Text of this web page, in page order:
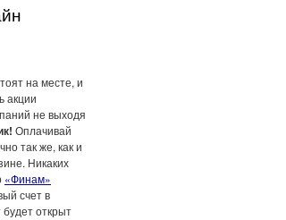
на месте, и
акции
не выходя
Оплачивай
так же, как и
Никаких
«Финам»
счет в
открыт